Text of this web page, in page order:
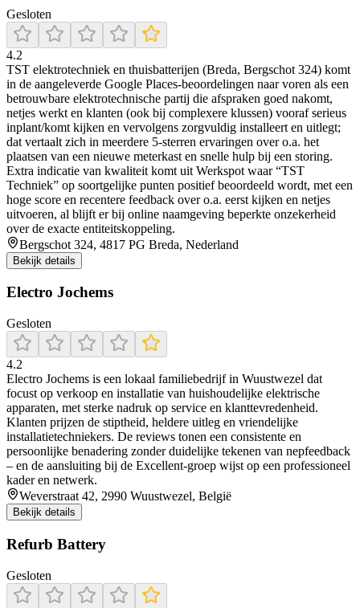
Gesloten
4.2
TST elektrotechniek en thuisbatterijen (Breda, Bergschot 324) komt
in de aangeleverde Google Places-beoordelingen naar voren als een
betrouwbare elektrotechnische partij die afspraken goed nakomt,
netjes werkt en klanten (ook bij complexere klussen) vooraf serieus
inplant/komt kijken en vervolgens zorgvuldig installeert en uitlegt;
dat vertaalt zich in meerdere 5-sterren ervaringen over o.a. het
plaatsen van een nieuwe meterkast en snelle hulp bij een storing.
Extra indicatie van kwaliteit komt uit Werkspot waar “TST
Techniek” op soortgelijke punten positief beoordeeld wordt, met een
hoge score en recentere feedback over o.a. eerst kijken en netjes
uitvoeren, al blijft er bij online naamgeving beperkte onzekerheid
over de exacte entiteitskoppeling.
Bergschot 324, 4817 PG Breda, Nederland
Bekijk details
Electro Jochems
Gesloten
4.2
Electro Jochems is een lokaal familiebedrijf in Wuustwezel dat
focust op verkoop en installatie van huishoudelijke elektrische
apparaten, met sterke nadruk op service en klanttevredenheid.
Klanten prijzen de stiptheid, heldere uitleg en vriendelijke
installatietechniekers. De reviews tonen een consistente en
persoonlijke benadering zonder duidelijke tekenen van nepfeedback
– en de aansluiting bij de Excellent‑groep wijst op een professioneel
kader en netwerk.
Weverstraat 42, 2990 Wuustwezel, België
Bekijk details
Refurb Battery
Gesloten